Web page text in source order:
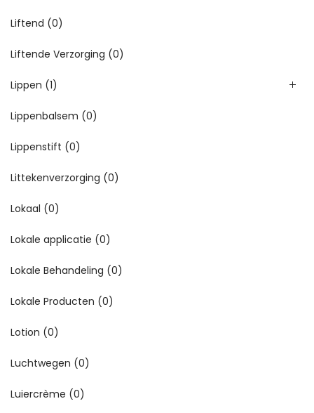
Liftend (0)
Liftende Verzorging (0)
Lippen (1)
Lippenbalsem (0)
Lippenstift (0)
Littekenverzorging (0)
Lokaal (0)
Lokale applicatie (0)
Lokale Behandeling (0)
Lokale Producten (0)
Lotion (0)
Luchtwegen (0)
Luiercrème (0)